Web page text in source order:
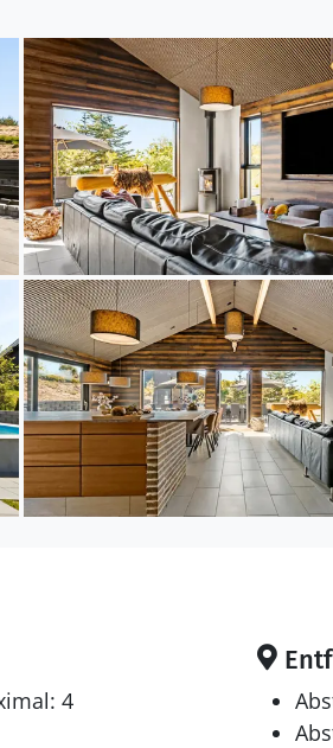
kleinen Gäste gibt es einen
Trampolin. Verbringen Sie
Sie einfach im Garten und
4